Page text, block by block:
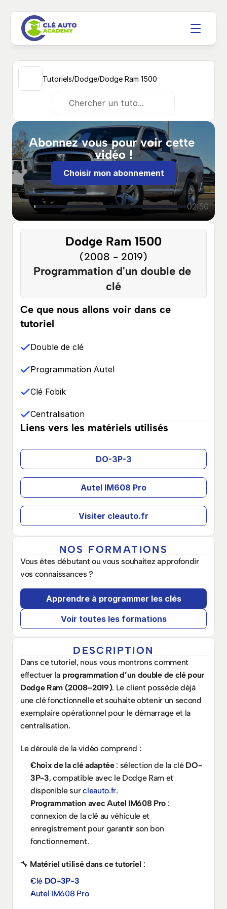
Tutoriels/Dodge/Dodge Ram 1500
Chercher un tuto...
Choisir mon abonnement
Abonnez vous pour voir cette
vidéo !
02:50
Dodge Ram 1500
(2008 - 2019)
Programmation d'un double de
clé
Ce que nous allons voir dans ce
tutoriel
Double de clé
Programmation Autel
Clé Fobik
Centralisation
Liens vers les matériels utilisés
DO-3P-3
Autel IM608 Pro
Visiter cleauto.fr
NOS FORMATIONS
Vous êtes débutant ou vous souhaitez approfondir
vos connaissances ?
Apprendre à programmer les clés
Voir toutes les formations
DESCRIPTION
Dans ce tutoriel, nous vous montrons comment
effectuer la programmation d’un double de clé pour
Dodge Ram (2008–2019). Le client possède déjà
une clé fonctionnelle et souhaite obtenir un second
exemplaire opérationnel pour le démarrage et la
centralisation.
Le déroulé de la vidéo comprend :
Choix de la clé adaptée : sélection de la clé DO-
3P-3, compatible avec le Dodge Ram et
disponible sur cleauto.fr.
Programmation avec Autel IM608 Pro :
connexion de la clé au véhicule et
enregistrement pour garantir son bon
fonctionnement.
🔧 Matériel utilisé dans ce tutoriel :
Clé DO-3P-3
Autel IM608 Pro